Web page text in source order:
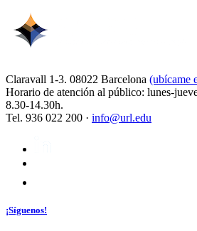
Claravall 1-3. 08022 Barcelona (ubícame
Horario de atención al público: lunes-
8.30-14.30h.
Tel. 936 022 200 · info@url.edu
¡Síguenos!